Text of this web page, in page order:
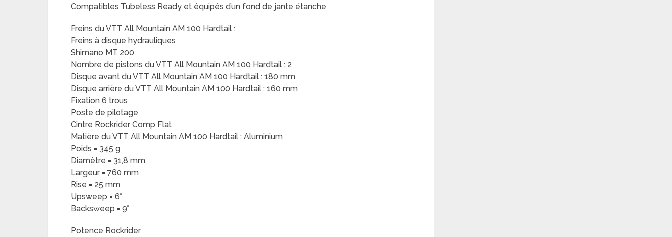
Compatibles Tubeless Ready et équipés d’un fond de jante étanche
Freins du VTT All Mountain AM 100 Hardtail :
Freins à disque hydrauliques
Shimano MT 200
Nombre de pistons du VTT All Mountain AM 100 Hardtail : 2
Disque avant du VTT All Mountain AM 100 Hardtail : 180 mm
Disque arrière du VTT All Mountain AM 100 Hardtail : 160 mm
Fixation 6 trous
Poste de pilotage
Cintre Rockrider Comp Flat
Matière du VTT All Mountain AM 100 Hardtail : Aluminium
Poids = 345 g
Diamètre = 31,8 mm
Largeur = 760 mm
Rise = 25 mm
Upsweep = 6°
Backsweep = 9°
Potence Rockrider